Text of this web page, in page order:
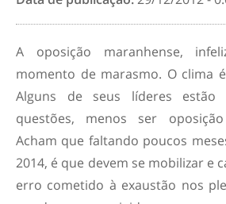
A oposição maranhense,
momento de marasmo. O clima
Alguns de seus líderes
questões, menos ser
Acham que faltando poucos
2014, é que devem se mobilizar e
erro cometido à exaustão nos